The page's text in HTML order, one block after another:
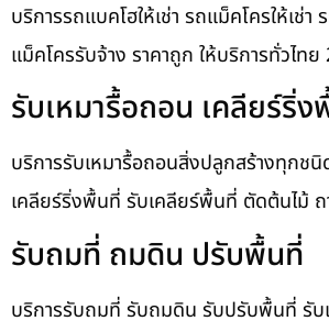
บริการรถแบคโฮให้เช่า รถแม็คโครให้เช่า
แม็คโครรับจ้าง ราคาถูก ให้บริการทั่วไท
รับเหมารื้อถอน เคลียร์ริ่
บริการรับเหมารื้อถอนสิ่งปลูกสร้างทุกช
เคลียร์ริ่งพื้นที่ รับเคลียร์พื้นที่ ตัดต้นไม้ ถ
รับถมที่ ถมดิน ปรับพื้นที่
บริการรับถมที่ รับถมดิน รับปรับพื้นที่ รับ